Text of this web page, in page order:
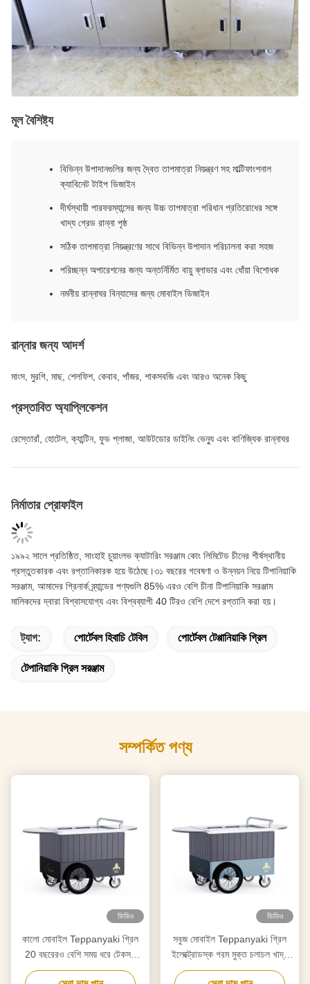
মূল বৈশিষ্ট্য
বিভিন্ন উপাদানগুলির জন্য দ্বৈত তাপমাত্রা নিয়ন্ত্রণ সহ মাল্টিফাংশনাল
ক্যাবিনেট টাইপ ডিজাইন
দীর্ঘস্থায়ী পারফরম্যান্সের জন্য উচ্চ তাপমাত্রা পরিধান প্রতিরোধের সঙ্গে
খাদ্য গ্রেড রান্না পৃষ্ঠ
সঠিক তাপমাত্রা নিয়ন্ত্রণের সাথে বিভিন্ন উপাদান পরিচালনা করা সহজ
পরিচ্ছন্ন অপারেশনের জন্য অন্তর্নির্মিত বায়ু ব্লাভার এবং ধোঁয়া বিশোধক
নমনীয় রান্নাঘর বিন্যাসের জন্য মোবাইল ডিজাইন
রান্নার জন্য আদর্শ
মাংস, মুরগি, মাছ, শেলফিশ, কেবাব, পাঁজর, শাকসবজি এবং আরও অনেক কিছু
প্রস্তাবিত অ্যাপ্লিকেশন
রেস্তোরাঁ, হোটেল, ক্যান্টিন, ফুড প্লাজা, আউটডোর ডাইনিং ভেন্যু এবং বাণিজ্যিক রান্নাঘর
নির্মাতার প্রোফাইল
১৯৯২ সালে প্রতিষ্ঠিত, সাংহাই চুয়াংলভ ক্যাটারিং সরঞ্জাম কোং লিমিটেড চীনের শীর্ষস্থানীয়
প্রস্তুতকারক এবং রপ্তানিকারক হয়ে উঠেছে।৩১ বছরের গবেষণা ও উন্নয়ন নিয়ে টিপানিয়াকি
সরঞ্জাম, আমাদের গ্রিনার্ক ব্র্যান্ডের পণ্যগুলি 85% এরও বেশি চীনা টিপানিয়াকি সরঞ্জাম
মালিকদের দ্বারা বিশ্বাসযোগ্য এবং বিশ্বব্যাপী 40 টিরও বেশি দেশে রপ্তানি করা হয়।
ট্যাগ: পোর্টেবল হিবাচি টেবিল পোর্টেবল টেপ্পানিয়াকি গ্রিল
টেপানিয়াকি গ্রিল সরঞ্জাম
সম্পর্কিত পণ্য
ভিডিও
কালো মোবাইল Teppanyaki গ্রিল
20 বছরেরও বেশি সময় ধরে টেকসই
খাদ্য গ্রেড বোর্ড Hibachi গ্রিল টেবিল
ভিডিও
সবুজ মোবাইল Teppanyaki গ্রিল
ইলেক্ট্রোডস্ক গরম মুক্ত চলাচল খাদ্য
গ্রেড বোর্ড Hibachi গ্রিল টেবিল